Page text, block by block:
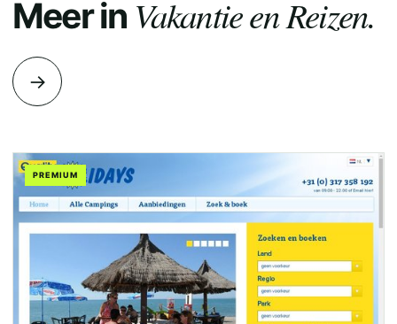
Meer in Vakantie en Reizen.
→
PREMIUM